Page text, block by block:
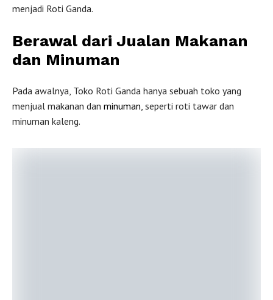
menjadi Roti Ganda.
Berawal dari Jualan Makanan
dan Minuman
Pada awalnya, Toko Roti Ganda hanya sebuah toko yang
menjual makanan dan minuman, seperti roti tawar dan
minuman kaleng.